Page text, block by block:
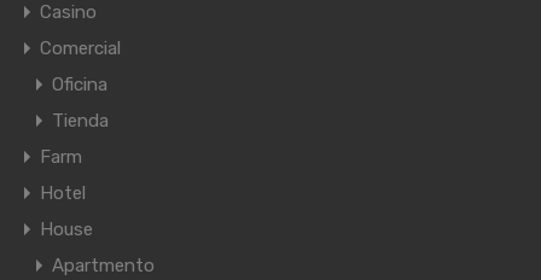
Casino
Comercial
Oficina
Tienda
Farm
Hotel
House
Apartmento